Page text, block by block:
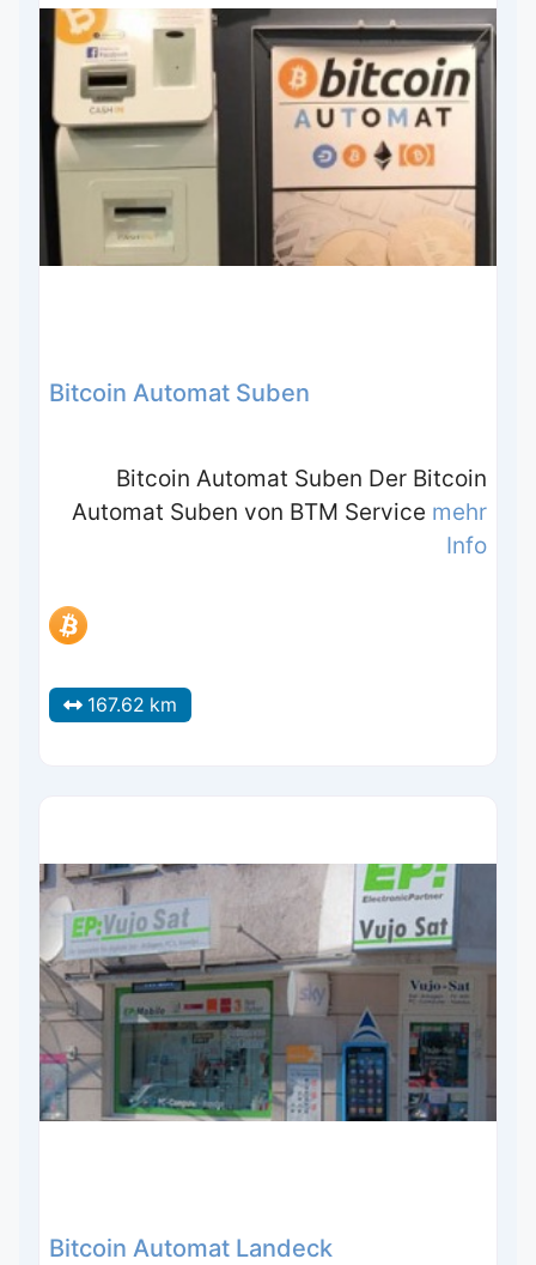
Bitcoin Automat Suben
Bitcoin Automat Suben Der Bitcoin
Automat Suben von BTM Service mehr
Info
167.62 km
Bitcoin Automat Landeck